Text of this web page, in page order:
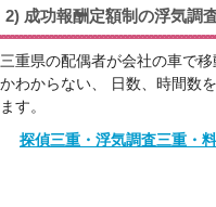
2) 成功報酬定額制の浮気調
三重県の配偶者が会社の車で
かわからない、 日数、時間数
ます。
探偵三重・浮気調査三重・